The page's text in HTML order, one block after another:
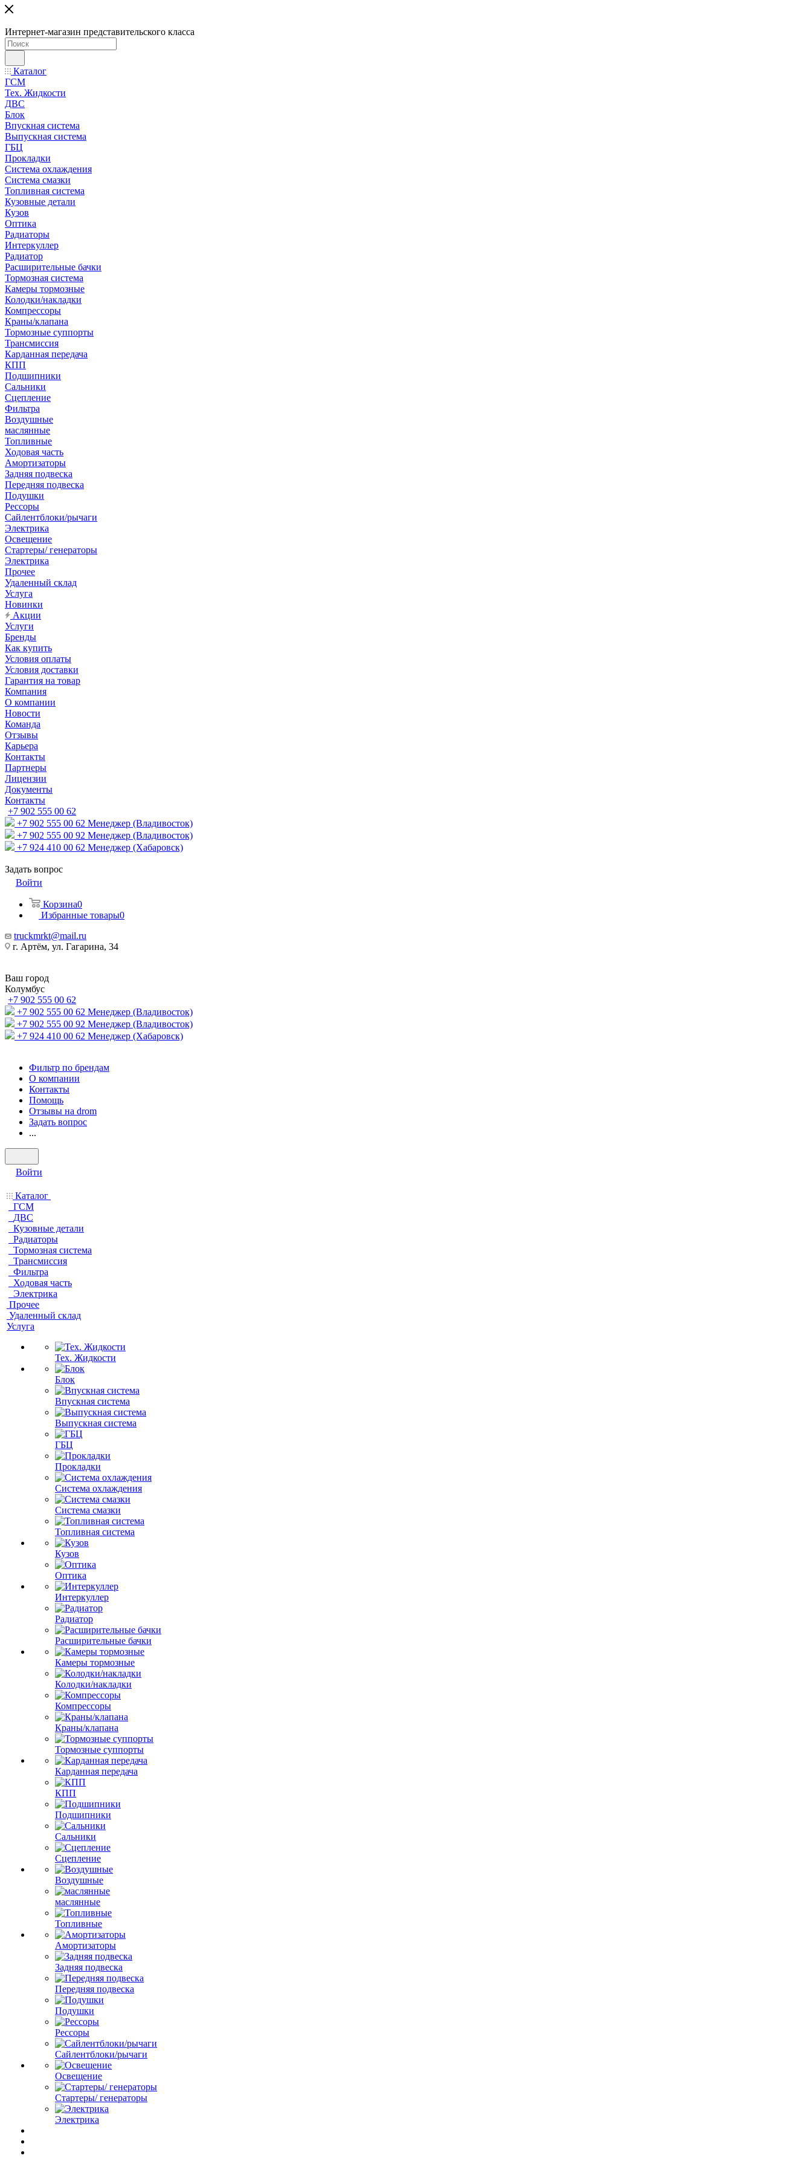
Интернет-магазин представительского класса
Каталог
ГСМ
Тех. Жидкости
ДВС
Блок
Впускная система
Выпускная система
ГБЦ
Прокладки
Система охлаждения
Система смазки
Топливная система
Кузовные детали
Кузов
Оптика
Радиаторы
Интеркуллер
Радиатор
Расширительные бачки
Тормозная система
Камеры тормозные
Колодки/накладки
Компрессоры
Краны/клапана
Тормозные суппорты
Трансмиссия
Карданная передача
КПП
Подшипники
Сальники
Сцепление
Фильтра
Воздушные
маслянные
Топливные
Ходовая часть
Амортизаторы
Задняя подвеска
Передняя подвеска
Подушки
Рессоры
Сайлентблоки/рычаги
Электрика
Освещение
Стартеры/ генераторы
Электрика
Прочее
Удаленный склад
Услуга
Новинки
Акции
Услуги
Бренды
Как купить
Условия оплаты
Условия доставки
Гарантия на товар
Компания
О компании
Новости
Команда
Отзывы
Карьера
Контакты
Партнеры
Лицензии
Документы
Контакты
+7 902 555 00 62
+7 902 555 00 62 Менеджер (Владивосток)
+7 902 555 00 92 Менеджер (Владивосток)
+7 924 410 00 62 Менеджер (Хабаровск)
Задать вопрос
Войти
Корзина0
Избранные товары0
truckmrkt@mail.ru
г. Артём, ул. Гагарина, 34
Ваш город
Колумбус
+7 902 555 00 62
+7 902 555 00 62 Менеджер (Владивосток)
+7 902 555 00 92 Менеджер (Владивосток)
+7 924 410 00 62 Менеджер (Хабаровск)
Фильтр по брендам
О компании
Контакты
Помощь
Отзывы на drom
Задать вопрос
...
Войти
Каталог
ГСМ
ДВС
Кузовные детали
Радиаторы
Тормозная система
Трансмиссия
Фильтра
Ходовая часть
Электрика
Прочее
Удаленный склад
Услуга
Тех. Жидкости
Блок
Впускная система
Выпускная система
ГБЦ
Прокладки
Система охлаждения
Система смазки
Топливная система
Кузов
Оптика
Интеркуллер
Радиатор
Расширительные бачки
Камеры тормозные
Колодки/накладки
Компрессоры
Краны/клапана
Тормозные суппорты
Карданная передача
КПП
Подшипники
Сальники
Сцепление
Воздушные
маслянные
Топливные
Амортизаторы
Задняя подвеска
Передняя подвеска
Подушки
Рессоры
Сайлентблоки/рычаги
Освещение
Стартеры/ генераторы
Электрика